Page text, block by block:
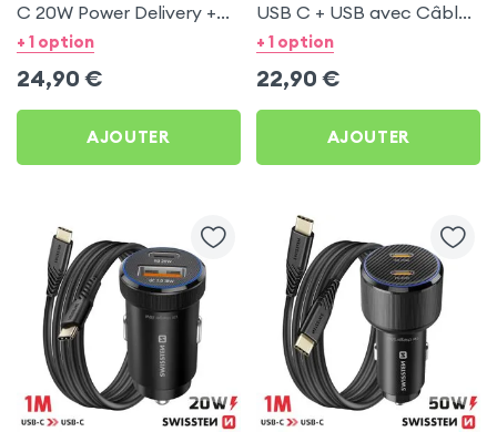
C 20W Power Delivery +
Câble USB C 60W pour
+ 1 option
24,90 €
AJOUTER
USB C + USB avec Câble
type C Swissten pour
+ 1 option
22,90 €
AJOUTER